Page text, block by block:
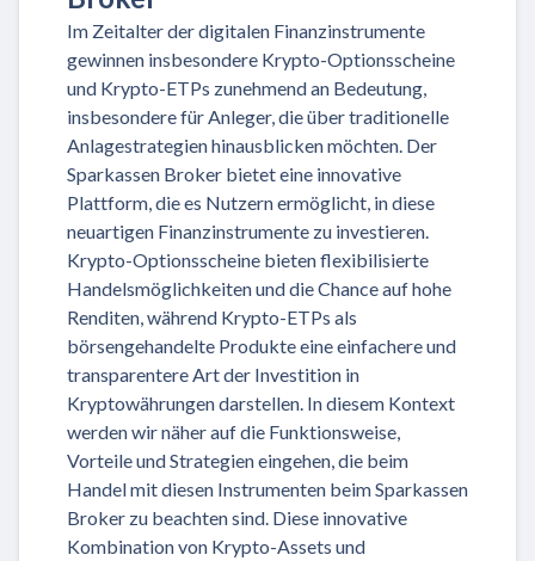
Im Zeitalter der digitalen Finanzinstrumente
gewinnen insbesondere Krypto-Optionsscheine
und Krypto-ETPs zunehmend an Bedeutung,
insbesondere für Anleger, die über traditionelle
Anlagestrategien hinausblicken möchten. Der
Sparkassen Broker bietet eine innovative
Plattform, die es Nutzern ermöglicht, in diese
neuartigen Finanzinstrumente zu investieren.
Krypto-Optionsscheine bieten flexibilisierte
Handelsmöglichkeiten und die Chance auf hohe
Renditen, während Krypto-ETPs als
börsengehandelte Produkte eine einfachere und
transparentere Art der Investition in
Kryptowährungen darstellen. In diesem Kontext
werden wir näher auf die Funktionsweise,
Vorteile und Strategien eingehen, die beim
Handel mit diesen Instrumenten beim Sparkassen
Broker zu beachten sind. Diese innovative
Kombination von Krypto-Assets und